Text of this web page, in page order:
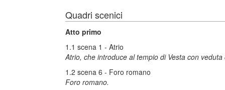
Quadri scenici
Atto primo
1.1 scena 1 - Atrio
Atrio, che introduce al tempio di Vesta con
1.2 scena 6 - Foro romano
Foro romano.